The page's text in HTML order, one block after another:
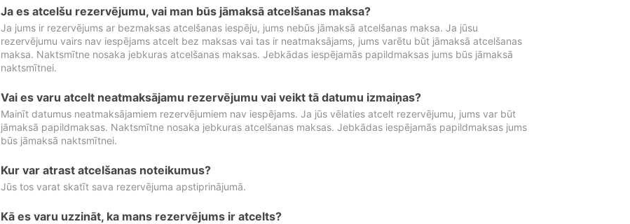
Ja es atcelšu rezervējumu, vai man būs jāmaksā atcelšanas maksa?
Ja jums ir rezervējums ar bezmaksas atcelšanas iespēju, jums nebūs jāmaksā atcelšanas maksa. Ja jūsu
rezervējumu vairs nav iespējams atcelt bez maksas vai tas ir neatmaksājams, jums varētu būt jāmaksā atcelšanas
maksa. Naktsmītne nosaka jebkuras atcelšanas maksas. Jebkādas iespējamās papildmaksas jums būs jāmaksā
naktsmītnei.
Vai es varu atcelt neatmaksājamu rezervējumu vai veikt tā datumu izmaiņas?
Mainīt datumus neatmaksājamiem rezervējumiem nav iespējams. Ja jūs vēlaties atcelt rezervējumu, jums var būt
jāmaksā papildmaksas. Naktsmītne nosaka jebkuras atcelšanas maksas. Jebkādas iespējamās papildmaksas jums
būs jāmaksā naktsmītnei.
Kur var atrast atcelšanas noteikumus?
Jūs tos varat skatīt sava rezervējuma apstiprinājumā.
Kā es varu uzzināt, ka mans rezervējums ir atcelts?